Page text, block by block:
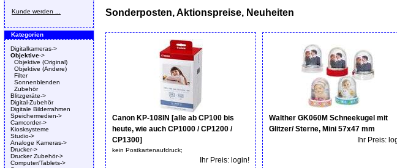
Kunde werden ...
Kategorien
Digitalkameras->
Objektive->
Objektive (Original)
Objektive (Andere)
Filter
Sonnenblenden
Zubehör
Blitzgeräte->
Digital-Zubehör
Digitale Bilderrahmen
Speichermedien->
Camcorder->
Kiosksysteme
Studio->
Analoge Kameras->
Drucker->
Drucker Zubehör->
Computer/Tablets->
Sonderposten, Aktionspreise, Neuheiten
Canon KP-108IN [alle ab CP100 bis
heute, wie auch CP1000 / CP1200 /
CP1300]
kein Postkartenaufdruck;
Ihr Preis: login!
Walther GK060M Schneekugel mit
Glitzer/ Sterne, Mini 57x47 mm
Ihr Preis: